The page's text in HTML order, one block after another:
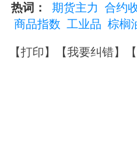
热词： 期货主力 合约
商品指数 工业品 棕榈
【打印】【我要纠错】【